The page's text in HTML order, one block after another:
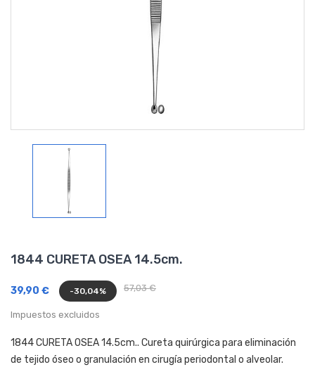
1844 CURETA OSEA 14.5cm.
57,03 €
39,90 € -30,04%
Impuestos excluidos
1844 CURETA OSEA 14.5cm.. Cureta quirúrgica para eliminación
de tejido óseo o granulación en cirugía periodontal o alveolar.